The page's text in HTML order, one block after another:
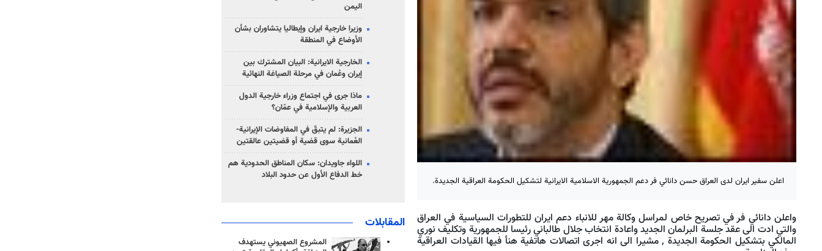
اعلن سفير ايران لدى العراق حسن دانائي فر دعم الجمهورية الاسلامية الايرانية لتشكيل الحكومة العراقية الجديدة.
واعلن دانائي فر في تصريح خاص لمراسل وكالة مهر للانباء دعم ايران للتطورات السياسية في العراق
والتي ادت الى عقد جلسة البرلمان الجديد واعادة انتخاب جلال طالباني رئيسا للجمهورية وتكليف نوري
المالكي بتشكيل الحكومة الجديدة , مشيرا الى انه اجرى اتصالات هاتفية هنأ فيها القيادات العراقية
اليمن
وزيرا خارجية ايران وإيطاليا يتشاوران بشأن
الأوضاع في المنطقة
الخارجية الايرانية: البيان المشترك بين
إيران وعُمان في مرحلة الصياغة النهائية
ماذا جرى في اجتماع وزراء خارجية الدول
العربية والإسلامية في عمّان؟
الجزيرة: لم يتبقّ في المفاوضات الإيرانية-
العُمانية سوى قضية أو قضيتين عالقتين
اللواء جاويدان: سكان المناطق الحدودية هم
خط الدفاع الأول عن حدود البلاد
المقابلات
المشروع الصهيوني يستهدف